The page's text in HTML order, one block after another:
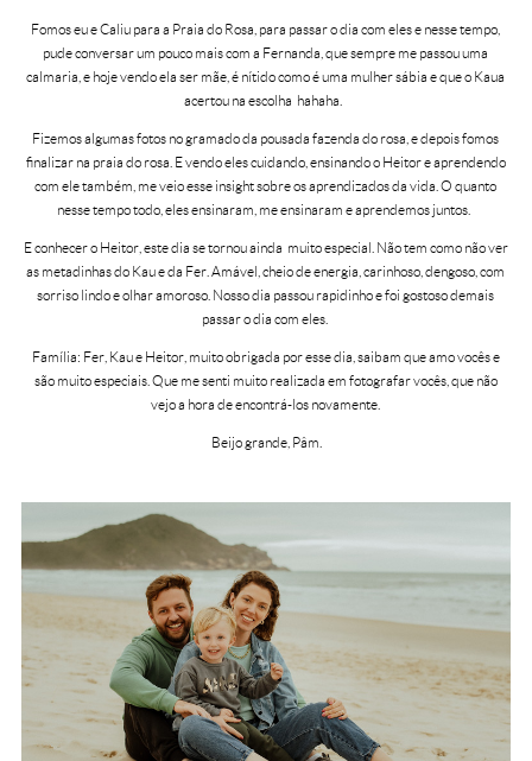
Fomos eu e Caliu para a Praia do Rosa, para passar o dia com eles e nesse tempo,
pude conversar um pouco mais com a Fernanda, que sempre me passou uma
calmaria, e hoje vendo ela ser mãe, é nítido como é uma mulher sábia e que o Kaua
acertou na escolha hahaha.
Fizemos algumas fotos no gramado da pousada fazenda do rosa, e depois fomos
finalizar na praia do rosa. E vendo eles cuidando, ensinando o Heitor e aprendendo
com ele também, me veio esse insight sobre os aprendizados da vida. O quanto
nesse tempo todo, eles ensinaram, me ensinaram e aprendemos juntos.
E conhecer o Heitor, este dia se tornou ainda muito especial. Não tem como não ver
as metadinhas do Kau e da Fer. Amável, cheio de energia, carinhoso, dengoso, com
sorriso lindo e olhar amoroso. Nosso dia passou rapidinho e foi gostoso demais
passar o dia com eles.
Família: Fer, Kau e Heitor, muito obrigada por esse dia, saibam que amo vocês e
são muito especiais. Que me senti muito realizada em fotografar vocês, que não
vejo a hora de encontrá-los novamente.
Beijo grande, Pâm.